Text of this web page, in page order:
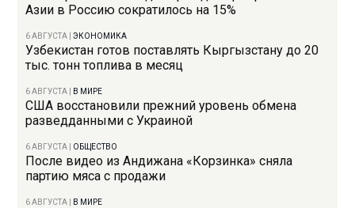
Азии в Россию сократилось на 15%
6 АВГУСТА |ЭКОНОМИКА
Узбекистан готов поставлять Кыргызстану до 20
тыс. тонн топлива в месяц
6 АВГУСТА В МИРЕ
США восстановили прежний уровень обмена
разведданными с Украиной
6 АВГУСТА ОБЩЕСТВО
После видео из Андижана «Корзинка» сняла
партию мяса с продажи
6 АВГУСТА В МИРЕ